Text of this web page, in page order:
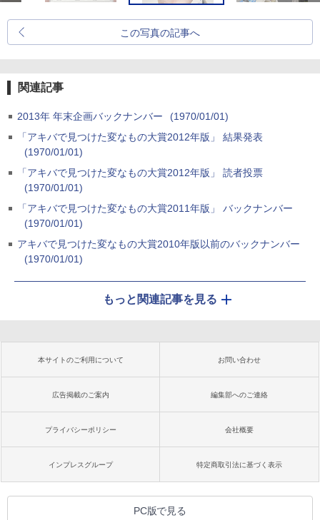
この写真の記事へ
関連記事
2013年 年末企画バックナンバー
(1970/01/01)
「アキバで見つけた変なもの大賞2012年版」 結果発表
(1970/01/01)
「アキバで見つけた変なもの大賞2012年版」 読者投票
(1970/01/01)
「アキバで見つけた変なもの大賞2011年版」 バックナンバー
(1970/01/01)
アキバで見つけた変なもの大賞2010年版以前のバックナンバー
(1970/01/01)
もっと関連記事を見る
本サイトのご利用について お問い合わせ
広告掲載のご案内 編集部へのご連絡
プライバシーポリシー 会社概要
インプレスグループ 特定商取引法に基づく表示
PC版で見る